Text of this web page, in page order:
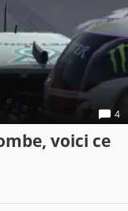
4
voici ce